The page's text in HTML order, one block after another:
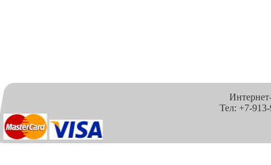
Тел: +7-